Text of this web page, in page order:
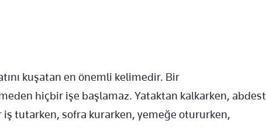
kuşatan en önemli kelimedir. Bir
hiçbir işe başlamaz. Yataktan kalkarken, abdest
iş tutarken, sofra kurarken, yemeğe otururken,